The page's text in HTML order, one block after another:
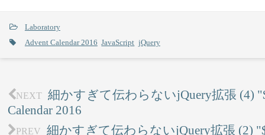
Laboratory
Advent Calendar 2016 JavaScript jQuery
NEXT 細かすぎて伝わらないjQuery拡張 (4)
Calendar 2016
PREV
細かすぎて伝わらないjQuery拡張 (2)